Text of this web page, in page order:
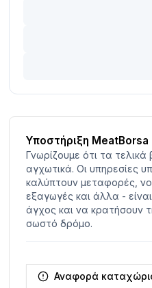
Υποστήριξη MeatBorsa
Γνωρίζουμε ότι τα τελικά
αγχωτικά. Οι υπηρεσίες
καλύπτουν μεταφορές,
εξαγωγές και άλλα -
άγχος και να κρατήσουν
σωστό δρόμο.
Αναφορά